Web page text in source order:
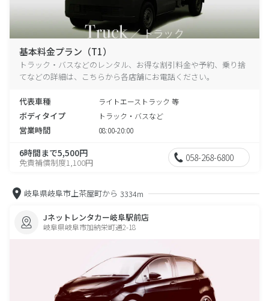
基本料金プラン（T1）
トラック・バスなどのレンタル、お得な割引料金や予約、乗り捨
てなどの詳細は、こちらから各店舗にお電話ください。
代表車種 ライトエーストラック 等
ボディタイプ トラック・バスなど
営業時間 08:00-20:00
6時間まで5,500円
免責補償制度1,100円 058-268-6800
岐阜県岐阜市上茶屋町から 3334m
Jネットレンタカー岐阜駅前店
岐阜県岐阜市加納栄町通2-18